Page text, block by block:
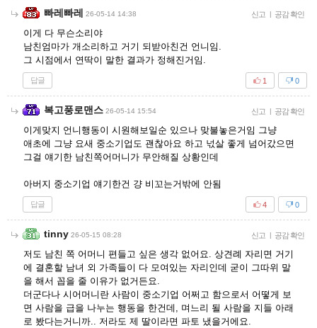
빠레빠레 26-05-14 14:38 신고 | 공감 확인
이게 다 무슨소리야
남친엄마가 개소리하고 거기 되받아친건 언니임.
그 시점에서 연딱이 말한 결과가 정해진거임.
답글 0
1
복고풍로맨스 26-05-14 15:54 신고 | 공감 확인
이게맞지 언니행동이 시원해보일순 있으나 맞불놓은거임 그냥
애초에 그냥 요새 중소기업도 괜찮아요 하고 넋살 좋게 넘어갔으면
그걸 얘기한 남친쪽어머니가 무안해질 상황인데
아버지 중소기업 얘기한건 걍 비꼬는거밖에 안됨
답글 0
4
tinny 26-05-15 08:28 신고 | 공감 확인
저도 남친 쪽 어머니 편들고 싶은 생각 없어요. 상견례 자리면 거기
에 결혼할 남녀 외 가족들이 다 모여있는 자리인데 굳이 그따위 말
을 해서 꼽을 줄 이유가 없거든요.
더군다나 시어머니란 사람이 중소기업 어쩌고 함으로서 어떻게 보
면 사람을 급을 나누는 행동을 한건데, 며느리 될 사람을 지들 아래
로 봤다는거니까.. 저라도 제 딸이라면 파토 냈을거에요.